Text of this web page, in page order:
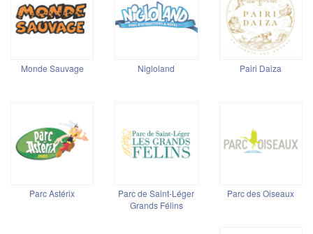
Monde Sauvage Nigloland Pairi Daiza
Parc Astérix
Parc de Saint-Léger
Grands Félins
Parc des Oiseaux